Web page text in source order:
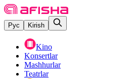
Рус Kirish
Kino
Konsertlar
Mashhurlar
Teatrlar